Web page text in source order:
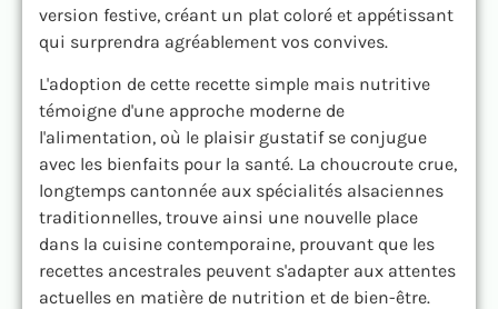
version festive, créant un plat coloré et appétissant
qui surprendra agréablement vos convives.
L'adoption de cette recette simple mais nutritive
témoigne d'une approche moderne de
l'alimentation, où le plaisir gustatif se conjugue
avec les bienfaits pour la santé. La choucroute crue,
longtemps cantonnée aux spécialités alsaciennes
traditionnelles, trouve ainsi une nouvelle place
dans la cuisine contemporaine, prouvant que les
recettes ancestrales peuvent s'adapter aux attentes
actuelles en matière de nutrition et de bien-être.